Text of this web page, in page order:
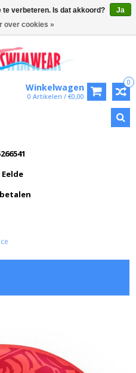
0
Winkelwagen
0 Artikelen / €0,00
te verbeteren. Is dat akkoord?
Ja
over cookies »